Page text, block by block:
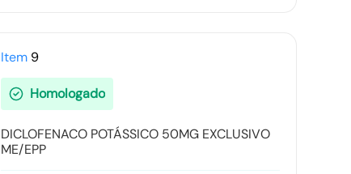
Item 9
Homologado
DICLOFENACO POTÁSSICO 50MG EXCLUSIVO
ME/EPP